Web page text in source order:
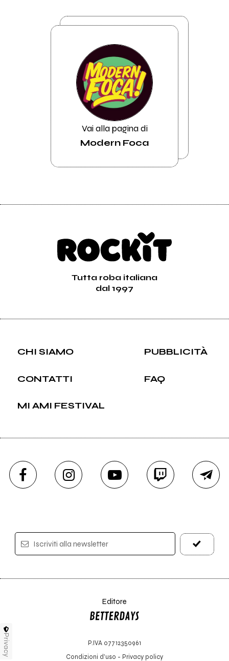
Vai alla pagina di
Modern Foca
Tutta roba italiana
dal 1997
CHI SIAMO PUBBLICITÀ
CONTATTI FAQ
MI AMI FESTIVAL
Iscriviti alla newsletter
Editore
P.IVA 07712350961
Condizioni d'uso - Privacy policy
Privacy